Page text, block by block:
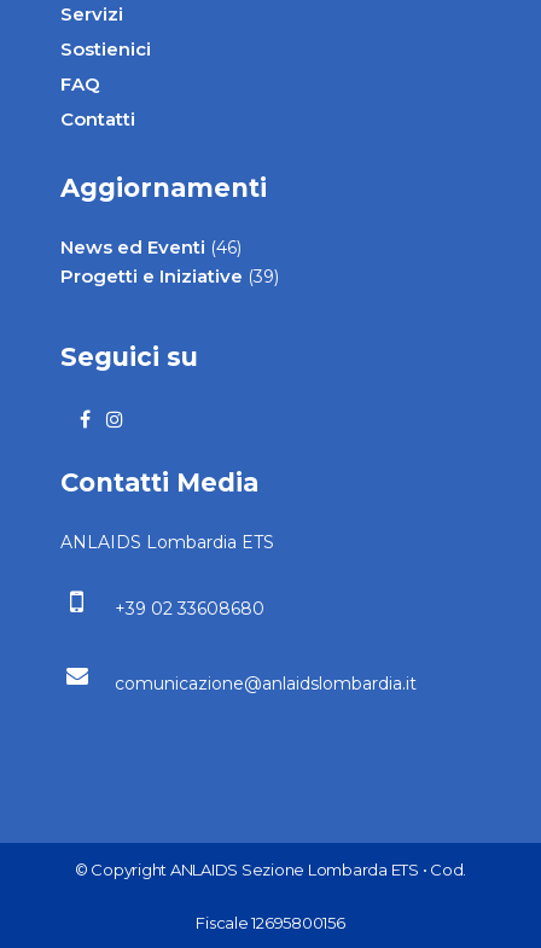
Servizi
Sostienici
FAQ
Contatti
Aggiornamenti
News ed Eventi (46)
Progetti e Iniziative (39)
Seguici su
Contatti Media
ANLAIDS Lombardia ETS
+39 02 33608680
comunicazione@anlaidslombardia.it
© Copyright ANLAIDS Sezione Lombarda ETS • Cod.
Fiscale 12695800156